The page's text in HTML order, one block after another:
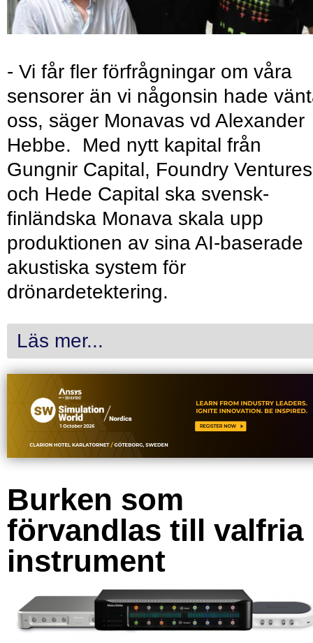
- Vi får fler förfrågningar om våra
sensorer än vi någonsin hade
oss, säger Monavas vd Alexander
Hebbe. Med nytt kapital från
Gungnir Capital, Foundry Ventures
och Hede Capital ska svensk-
finländska Monava skala upp
produktionen av sina AI-baserade
akustiska system för
drönardetektering.
Läs mer...
Burken som
förvandlas till valfria
instrument